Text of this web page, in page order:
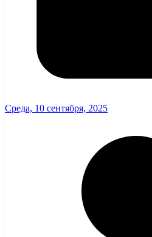
Среда, 10 сентября, 2025